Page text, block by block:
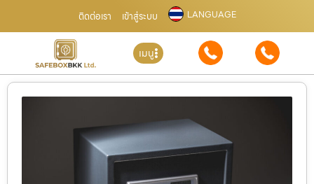
ติดต่อเรา เข้าสู่ระบบ LANGUAGE
เมนู